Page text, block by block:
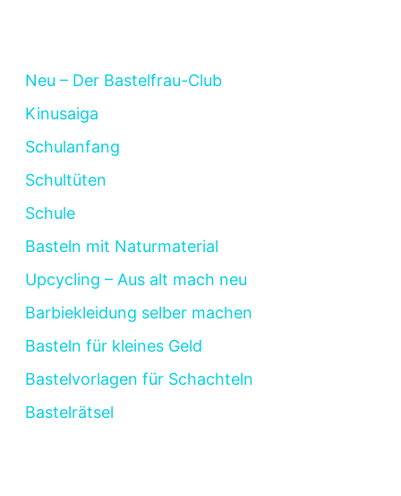
Neu – Der Bastelfrau-Club
Kinusaiga
Schulanfang
Schultüten
Schule
Basteln mit Naturmaterial
Upcycling – Aus alt mach neu
Barbiekleidung selber machen
Basteln für kleines Geld
Bastelvorlagen für Schachteln
Bastelrätsel